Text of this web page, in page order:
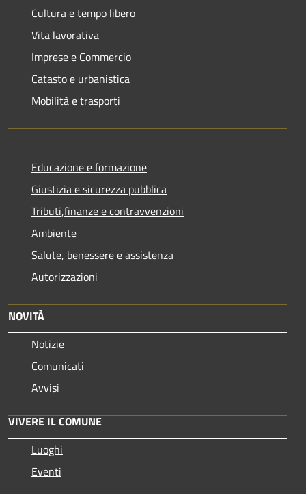
Cultura e tempo libero
Vita lavorativa
Imprese e Commercio
Catasto e urbanistica
Mobilità e trasporti
Educazione e formazione
Giustizia e sicurezza pubblica
Tributi,finanze e contravvenzioni
Ambiente
Salute, benessere e assistenza
Autorizzazioni
NOVITÀ
Notizie
Comunicati
Avvisi
VIVERE IL COMUNE
Luoghi
Eventi